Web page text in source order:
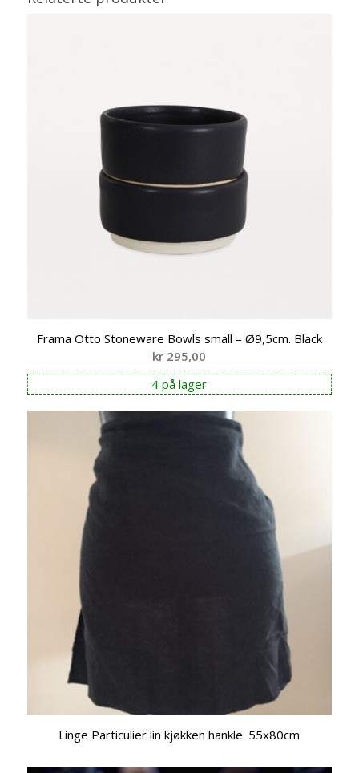
Frama Otto Stoneware Bowls small – Ø9,5cm. Black
kr 295,00
4 på lager
Linge Particulier lin kjøkken hankle. 55x80cm